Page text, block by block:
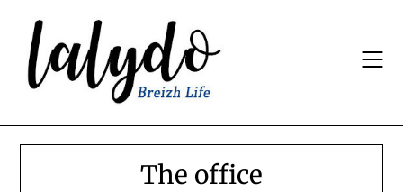
content
The office